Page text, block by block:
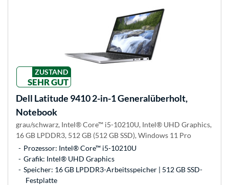
ZUSTAND
SEHR GUT
Dell Latitude 9410 2-in-1 Generalüberholt,
Notebook
grau/schwarz, Intel® Core™ i5-10210U, Intel® UHD Graphics,
16 GB LPDDR3, 512 GB (512 GB SSD), Windows 11 Pro
Prozessor: Intel® Core™ i5-10210U
Grafik: Intel® UHD Graphics
Speicher: 16 GB LPDDR3-Arbeitsspeicher | 512 GB SSD-
Festplatte